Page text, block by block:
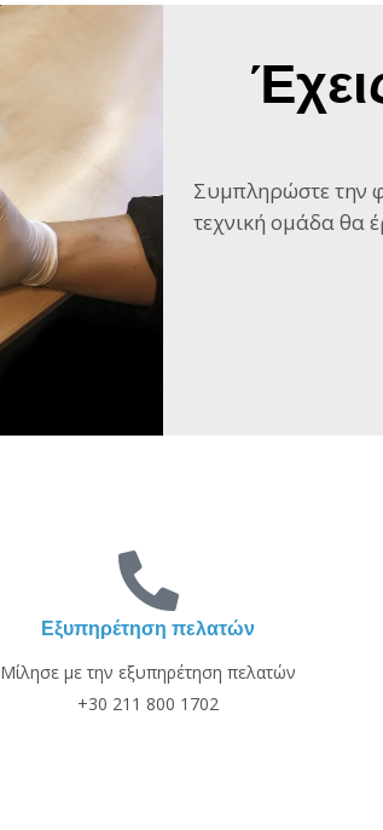
Συμπληρώστε την
τεχνική ομάδα θα
Εξυπηρέτηση πελατών
Μίλησε με την εξυπηρέτηση πελατών
+30 211 800 1702